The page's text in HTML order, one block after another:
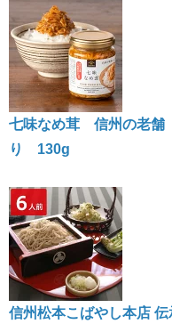
七味なめ茸 信州の老舗
り 130g
信州松本こばやし本店